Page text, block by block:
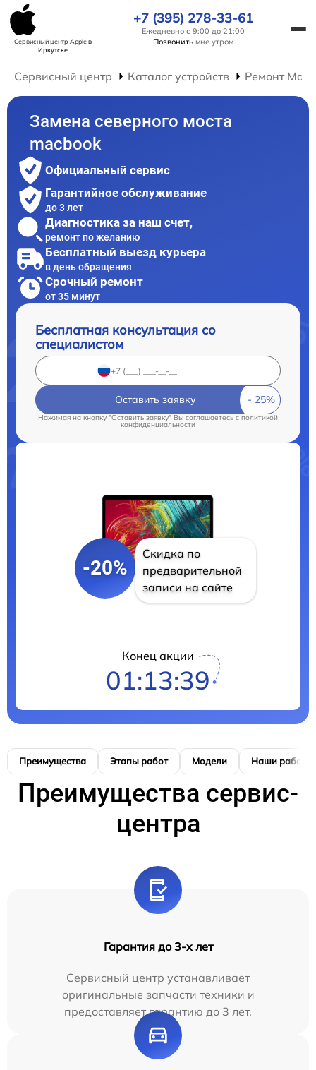
Сервисный центр Appleв
Иркутске
+7 (395) 278-33-61
Ежедневно с 9:00 до 21:00
Позвонить мне утром
Сервисный центр Каталог устройств Ремонт
Замена северного моста
macbook
Официальный сервис
Гарантийное обслуживание
до 3 лет
Диагностика за наш счет,
ремонт по желанию
Бесплатный выезд курьера
в день обращения
Срочный ремонт
от 35 минут
Бесплатная консультация со
специалистом
Оставить заявку
Нажимая на кнопку "Оставить заявку" Вы соглашаетесь cполитикой
конфиденциальности
-20%
Скидка по
предварительной
записи на сайте
Конец акции
01:13:39
Преимущества Этапы работ Модели Наши работы
Преимущества сервис-
центра
Гарантия до 3-х лет
Сервисный центр устанавливает
оригинальные запчасти техники и
предоставляет гарантию до 3 лет.